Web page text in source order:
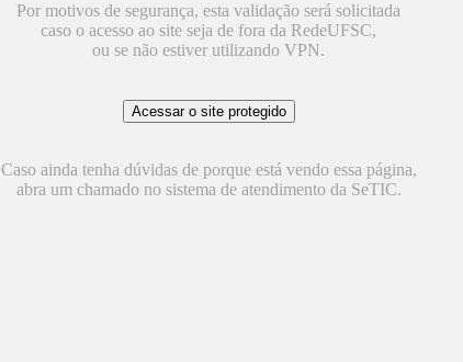
Por motivos de segurança, esta validação será solicitada
caso o acesso ao site seja de fora da RedeUFSC,
ou se não estiver utilizando VPN.
Caso ainda tenha dúvidas de porque está vendo essa página,
abra um chamado no sistema de atendimento da SeTIC.